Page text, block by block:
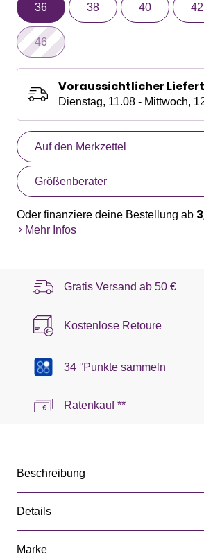
36 38 40 42
46
Voraussichtlicher
Dienstag, 11.08 - Mittwoch,
Auf den Merkzettel
Größenberater
Oder finanziere deine Bestellung ab
Mehr Infos
Gratis Versand ab 50 €
Kostenlose Retoure
34 °Punkte sammeln
Ratenkauf **
Beschreibung
Details
Marke